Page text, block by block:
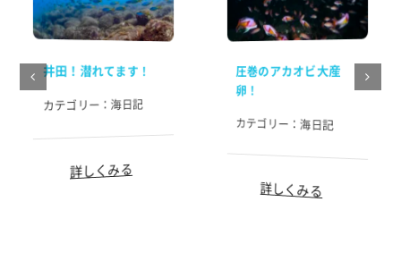
井田！潜れてます！
カテゴリー： 海日記
詳しくみる
圧巻のアカオビ大産
卵！
カテゴリー：海日記
詳しくみる